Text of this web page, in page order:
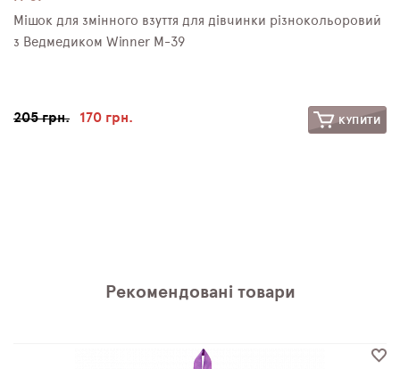
Мішок для змінного взуття для дівчинки різнокольоровий
з Ведмедиком Winner M-39
205 грн. 170 грн. КУПИТИ
Рекомендовані товари